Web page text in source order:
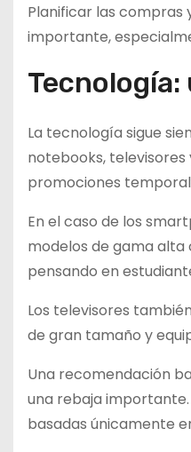
Planificar las
importante,
La tecnología sigue
notebooks,
promociones
En el caso de los
modelos de gama
pensando en
Los televisores
de gran tamaño y
Una recomendación
una rebaja
basadas únicamente